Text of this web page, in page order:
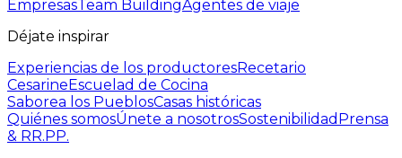
Empresas Team BuildingAgentes de viaje
Déjate inspirar
Experiencias de los productoresRecetario
CesarineEscuelad de Cocina
Saborea los PueblosCasas históricas
Quiénes somosÚnete a nosotrosSostenibilidad Prensa
& RR.PP.